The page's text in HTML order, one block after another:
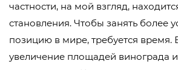
частности, на мой взгляд,
становления. Чтобы занять более
позицию в мире, требуется время.
увеличение площадей винограда